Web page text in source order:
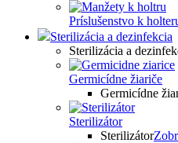
Príslušenstvo k
Sterilizácia a dezinfekcia
Sterilizácia a
Germicídne žiariče
Germicídne
Sterilizátor
Sterilizátor